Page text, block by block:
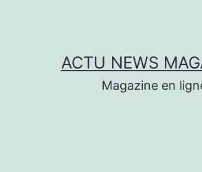
ACTU NEWS
Magazine en